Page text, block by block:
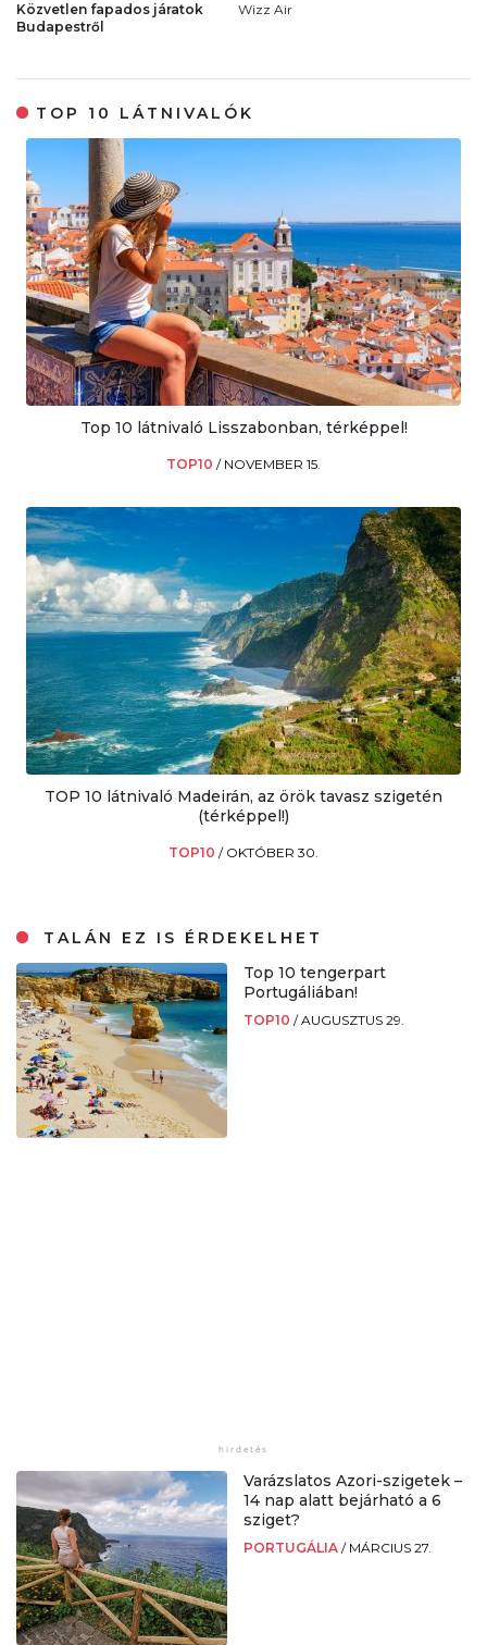
Közvetlen fapados járatok
Budapestről
Wizz Air
TOP 10 LÁTNIVALÓK
Top 10 látnivaló Lisszabonban, térképpel!
TOP10 / NOVEMBER 15.
TOP 10 látnivaló Madeirán, az örök tavasz szigetén
(térképpel!)
TOP10 / OKTÓBER 30.
TALÁN EZ IS ÉRDEKELHET
Top 10 tengerpart
Portugáliában!
TOP10 /AUGUSZTUS 29.
Varázslatos Azori-szigetek –
14 nap alatt bejárható a 6
sziget?
PORTUGÁLIA / MÁRCIUS 27.